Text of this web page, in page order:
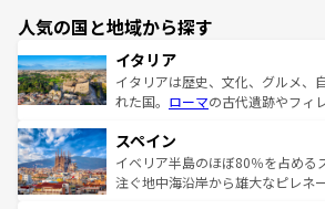
人気の国と地域から探す
イタリア
イタリアは歴史、文化、グルメ、
れた国。 ローマの古代遺跡やフィ
ろん、トスカーナの美しい田園風
景など、自然景観も見逃せない。
ピザやパスタなど、絶品のイタリ
スペイン
イベリア半島のほぼ80％を占める
注ぐ地中海沿岸から雄大なピレネ